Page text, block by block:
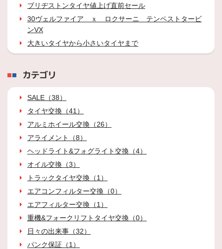
ブリヂストンタイヤ値上げ直前セール
30ヴェルファイア ｘ ロクサーニ テンペストタービ
ンVX
大きいタイヤから小さいタイヤまで
カテゴリ
SALE（38）
タイヤ交換（41）
アルミホイール交換（26）
アライメント（8）
ヘッドライト&フォグライト交換（4）
オイル交換（3）
トラックタイヤ交換（1）
エアコンフィルター交換（0）
エアフィルター交換（1）
重機&フォークリフトタイヤ交換（0）
日々の出来事（32）
パンク保証（1）